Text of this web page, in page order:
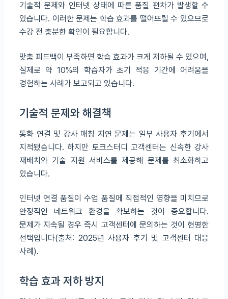
기술적 문제와 인터넷 상태에 따른 품질 편차가 발생할 수
있습니다. 이러한 문제는 학습 효과를 떨어뜨릴 수 있으므로
수강 전 충분한 확인이 필요합니다.
맞춤 피드백이 부족하면 학습 효과가 크게 저하될 수 있으며,
실제로 약 10%의 학습자가 초기 적응 기간에 어려움을
경험하는 사례가 보고되고 있습니다.
기술적 문제와 해결책
통화 연결 및 강사 매칭 지연 문제는 일부 사용자 후기에서
지적됐습니다. 하지만 토크스터디 고객센터는 신속한 강사
재배치와 기술 지원 서비스를 제공해 문제를 최소화하고
있습니다.
인터넷 연결 품질이 수업 품질에 직접적인 영향을 미치므로
안정적인 네트워크 환경을 확보하는 것이 중요합니다.
문제가 지속될 경우 즉시 고객센터에 문의하는 것이 현명한
선택입니다(출처: 2025년 사용자 후기 및 고객센터 대응
사례).
학습 효과 저하 방지